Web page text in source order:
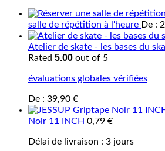
salle de répétition à l'heure De :
Atelier de skate - les bases du
Rated 5.00 out of 5
évaluations globales vérifiées
De : 39,90 €
Noir 11 INCH 0,79 €
Délai de livraison : 3 jours